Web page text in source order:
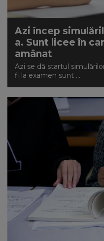
Azi încep
a. Sunt licee în
amânat
Azi se dă startul
fi la examen sunt ...